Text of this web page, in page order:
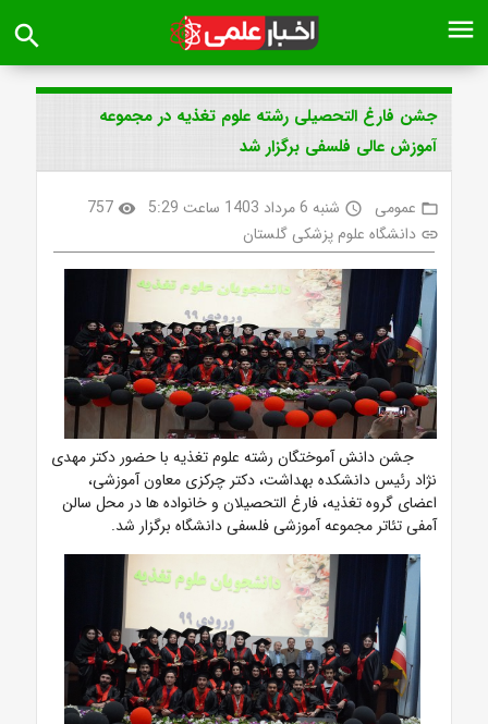
menu
search
جشن فارغ التحصیلی رشته علوم تغذیه در مجموعه
آموزش عالی فلسفی برگزار شد
folder_open عمومی access_time شنبه 6 مرداد 1403 ساعت 5:29 visibility
757
link دانشگاه علوم پزشکی گلستان
جشن دانش آموختگان رشته علوم تغذیه با حضور دکتر مهدی
نژاد رئیس دانشکده بهداشت، دکتر چرکزی معاون آموزشی،
اعضای گروه تغذیه، فارغ التحصیلان و خانواده ها در محل سالن
آمفی تئاتر مجموعه آموزشی فلسفی دانشگاه برگزار شد.